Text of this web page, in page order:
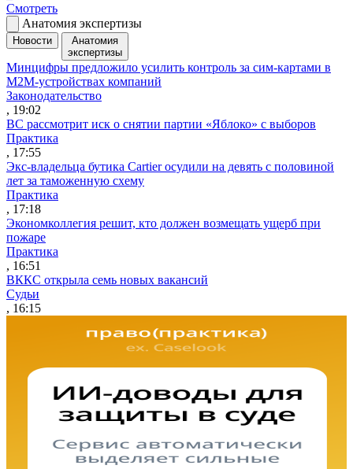
Смотреть
Анатомия экспертизы
Новости
Анатомия
экспертизы
Минцифры предложило усилить контроль за сим-картами в
M2M-устройствах компаний
Законодательство
, 19:02
ВС рассмотрит иск о снятии партии «Яблоко» с выборов
Практика
, 17:55
Экс-владельца бутика Cartier осудили на девять с половиной
лет за таможенную схему
Практика
, 17:18
Экономколлегия решит, кто должен возмещать ущерб при
пожаре
Практика
, 16:51
ВККС открыла семь новых вакансий
Судьи
, 16:15